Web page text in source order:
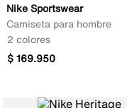
Nike Sportswear
Camiseta para hombre
2 colores
$169.950